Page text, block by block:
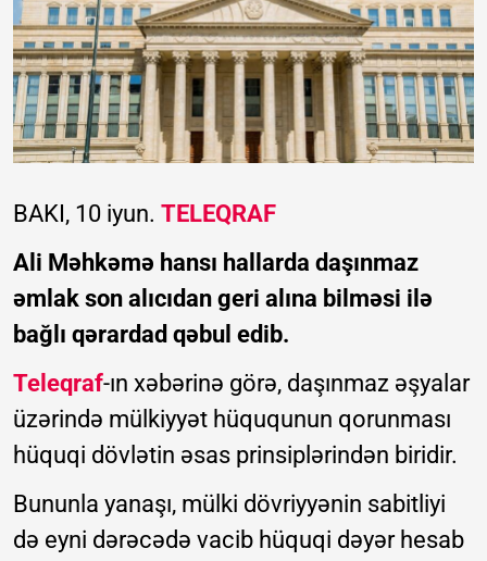
BAKI, 10 iyun. TELEQRAF
Ali Məhkəmə hansı hallarda daşınmaz
əmlak son alıcıdan geri alına bilməsi ilə
bağlı qərardad qəbul edib.
Teleqraf-ın xəbərinə görə, daşınmaz əşyalar
üzərində mülkiyyət hüququnun qorunması
hüquqi dövlətin əsas prinsiplərindən biridir.
Bununla yanaşı, mülki dövriyyənin sabitliyi
də eyni dərəcədə vacib hüquqi dəyər hesab